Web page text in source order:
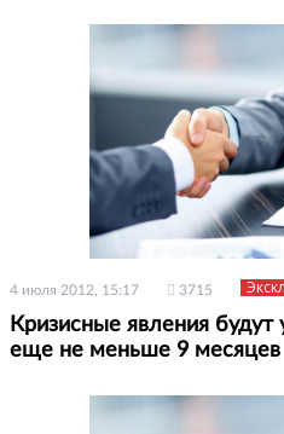
4 июля 2012, 15:17 3715
Кризисные явления будут
еще не меньше 9 месяцев